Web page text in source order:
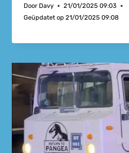
Door Davy
21/01/2025 09:03
Geüpdatet op 21/01/2025 09:08